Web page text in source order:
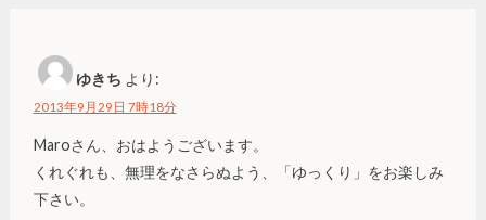
ゆきち より:
2013年9月29日 7時18分
Maroさん、おはようございます。
くれぐれも、無理をなさらぬよう、「ゆっくり」をお楽しみ
下さい。